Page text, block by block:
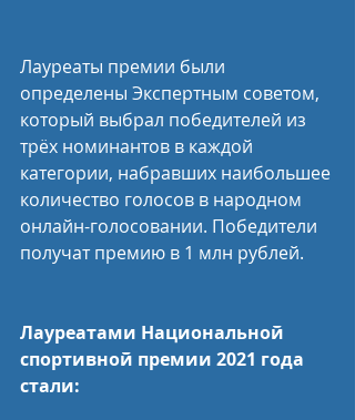
Лауреаты премии были
определены Экспертным советом,
который выбрал победителей из
трёх номинантов в каждой
категории, набравших наибольшее
количество голосов в народном
онлайн-голосовании. Победители
получат премию в 1 млн рублей.
Лауреатами Национальной
спортивной премии 2021 года
стали: